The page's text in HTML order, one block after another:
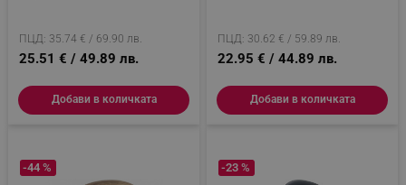
ПЦД: 35.74 € / 69.90 лв.
25.51 € / 49.89 лв.
Добави в количката
ПЦД: 30.62 € / 59.89 лв.
22.95 € / 44.89 лв.
Добави в количката
-44 % -23 %